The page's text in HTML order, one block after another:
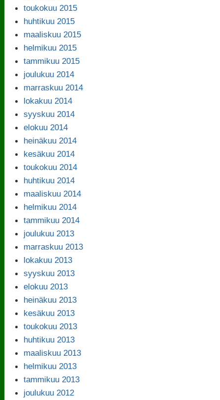
toukokuu 2015
huhtikuu 2015
maaliskuu 2015
helmikuu 2015
tammikuu 2015
joulukuu 2014
marraskuu 2014
lokakuu 2014
syyskuu 2014
elokuu 2014
heinäkuu 2014
kesäkuu 2014
toukokuu 2014
huhtikuu 2014
maaliskuu 2014
helmikuu 2014
tammikuu 2014
joulukuu 2013
marraskuu 2013
lokakuu 2013
syyskuu 2013
elokuu 2013
heinäkuu 2013
kesäkuu 2013
toukokuu 2013
huhtikuu 2013
maaliskuu 2013
helmikuu 2013
tammikuu 2013
joulukuu 2012